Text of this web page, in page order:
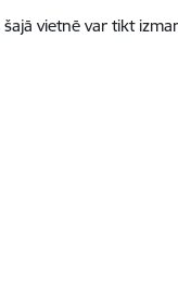
vietnē var tikt